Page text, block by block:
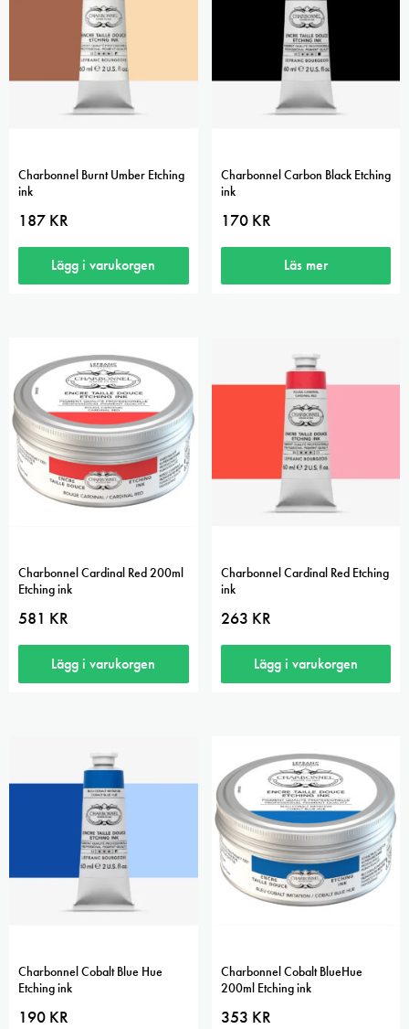
Charbonnel Burnt Umber Etching
ink
187 KR
Lägg i varukorgen
Charbonnel Carbon Black Etching
ink
170 KR
Läs mer
Charbonnel Cardinal Red 200ml
Etching ink
581 KR
Lägg i varukorgen
Charbonnel Cardinal Red Etching
ink
263 KR
Lägg i varukorgen
Charbonnel Cobalt Blue Hue
Etching ink
190 KR
Charbonnel Cobalt BlueHue
200ml Etching ink
353 KR